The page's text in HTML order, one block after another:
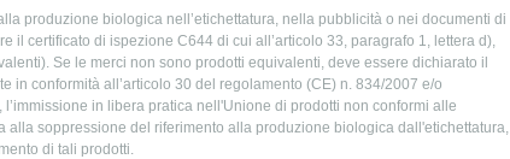
produzione biologica nell’etichettatura, nella pubblicità o nei documenti di
il certificato di ispezione C644 di cui all’articolo 33, paragrafo 1, lettera d),
Se le merci non sono prodotti equivalenti, deve essere dichiarato il
in conformità all’articolo 30 del regolamento (CE) n. 834/2007 e/o
in libera pratica nell'Unione di prodotti non conformi alle
soppressione del riferimento alla produzione biologica dall'etichettatura,
di tali prodotti.